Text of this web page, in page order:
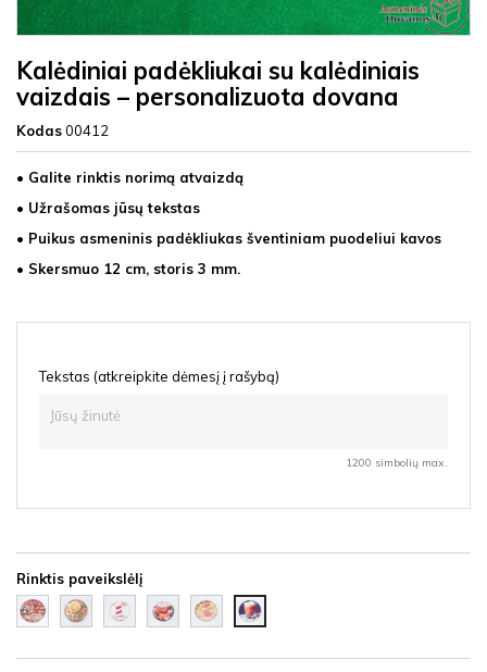
Kalėdiniai padėkliukai su kalėdiniais
vaizdais – personalizuota dovana
Kodas00412
• Galite rinktis norimą atvaizdą
• Užrašomas jūsų tekstas
• Puikus asmeninis padėkliukas šventiniam puodeliui kavos
• Skersmuo 12 cm, storis 3 mm.
Tekstas (atkreipkite dėmesį į rašybą)
1200 simbolių max.
Rinktis paveikslėlį
BesmegeniscappucinoDryžuotas
Arbata
su
ŽvaigždėKavos
stiklinė